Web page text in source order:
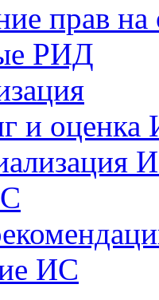
прав
РИД
и оценка
ИС